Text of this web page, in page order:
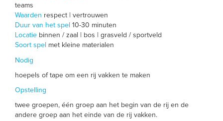
teams
Waarden respect | vertrouwen
Duur van het spel 10-30 minuten
Locatie binnen / zaal | bos | grasveld / sportveld
Soort spel met kleine materialen
Nodig
hoepels of tape om een rij vakken te maken
Opstelling
twee groepen, één groep aan het begin van de rij en de
andere groep aan het einde van de rij vakken.